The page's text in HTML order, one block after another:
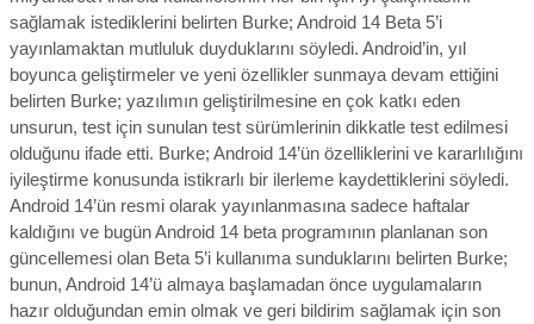
sağlamak istediklerini belirten Burke; Android 14 Beta 5’i
yayınlamaktan mutluluk duyduklarını söyledi. Android’in, yıl
boyunca geliştirmeler ve yeni özellikler sunmaya devam ettiğini
belirten Burke; yazılımın geliştirilmesine en çok katkı eden
unsurun, test için sunulan test sürümlerinin dikkatle test edilmesi
olduğunu ifade etti. Burke; Android 14’ün özelliklerini ve kararlılığını
iyileştirme konusunda istikrarlı bir ilerleme kaydettiklerini söyledi.
Android 14’ün resmi olarak yayınlanmasına sadece haftalar
kaldığını ve bugün Android 14 beta programının planlanan son
güncellemesi olan Beta 5’i kullanıma sunduklarını belirten Burke;
bunun, Android 14’ü almaya başlamadan önce uygulamaların
hazır olduğundan emin olmak ve geri bildirim sağlamak için son